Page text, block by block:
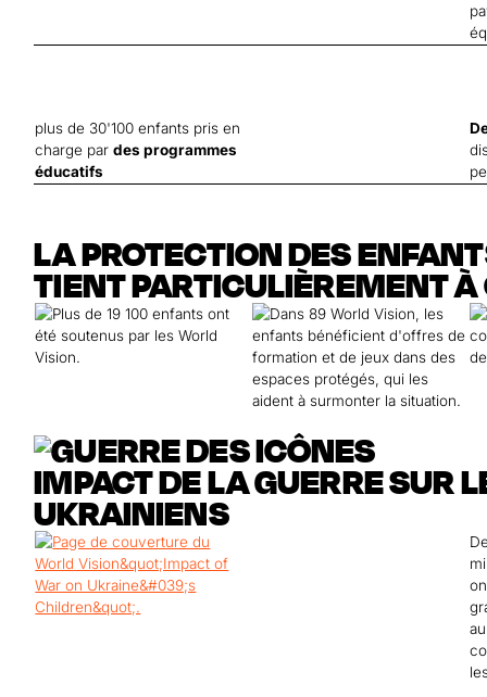
plus de 30'100 enfants pris en
charge pardes programmes
éducatifs
LA PROTECTION DES
TIENT PARTICULIÈREMENT
IMPACT DE LA GUERRE SUR
UKRAINIENS